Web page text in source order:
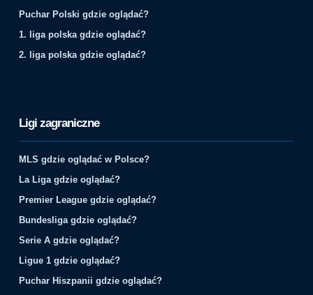
Puchar Polski gdzie oglądać?
1. liga polska gdzie oglądać?
2. liga polska gdzie oglądać?
Ligi zagraniczne
MLS gdzie oglądać w Polsce?
La Liga gdzie oglądać?
Premier League gdzie oglądać?
Bundesliga gdzie oglądać?
Serie A gdzie oglądać?
Ligue 1 gdzie oglądać?
Puchar Hiszpanii gdzie oglądać?